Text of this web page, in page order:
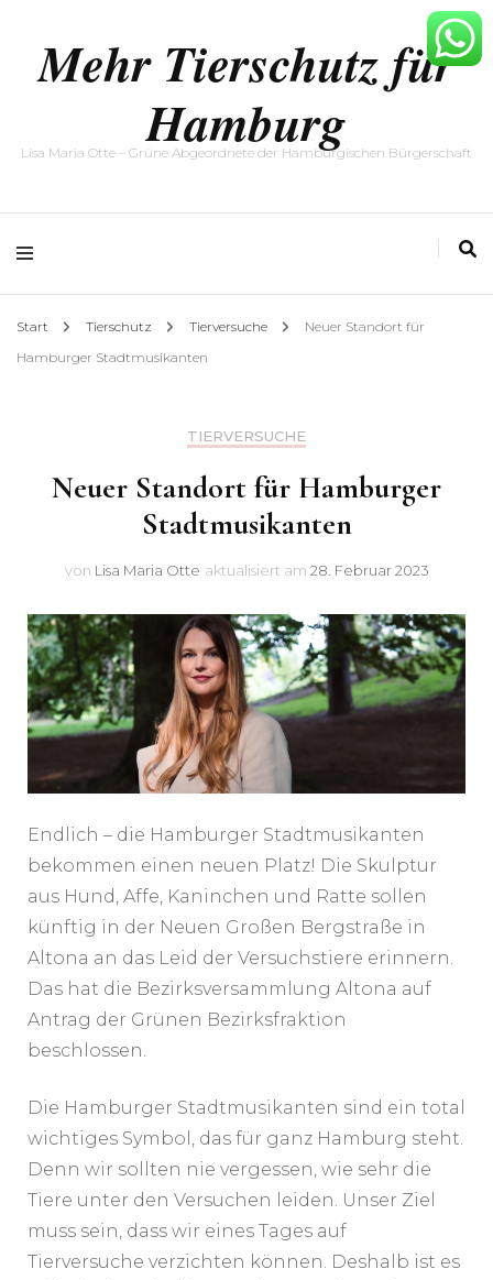
Mehr Tierschutz für
Hamburg
Lisa Maria Otte – Grüne Abgeordnete der Hamburgischen Bürgerschaft
Start Tierschutz Tierversuche
Neuer Standort für
Hamburger Stadtmusikanten
TIERVERSUCHE
Neuer Standort für Hamburger
Stadtmusikanten
von Lisa Maria Otte aktualisiert am 28. Februar 2023
Endlich – die Hamburger Stadtmusikanten
bekommen einen neuen Platz! Die Skulptur
aus Hund, Affe, Kaninchen und Ratte sollen
künftig in der Neuen Großen Bergstraße in
Altona an das Leid der Versuchstiere erinnern.
Das hat die Bezirksversammlung Altona auf
Antrag der Grünen Bezirksfraktion
beschlossen.
Die Hamburger Stadtmusikanten sind ein total
wichtiges Symbol, das für ganz Hamburg steht.
Denn wir sollten nie vergessen, wie sehr die
Tiere unter den Versuchen leiden. Unser Ziel
muss sein, dass wir eines Tages auf
Tierversuche verzichten können. Deshalb ist es